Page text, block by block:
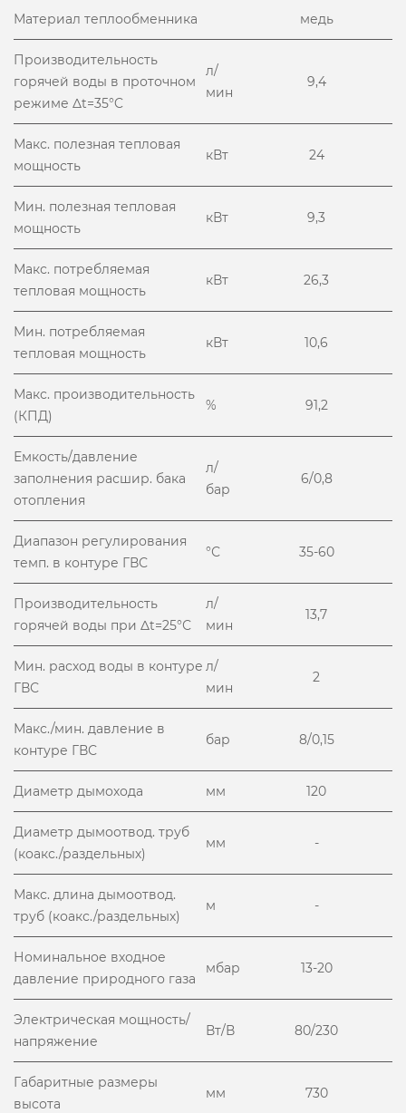
Материал теплообменника медь
Производительность
горячей воды в проточном
режиме Δt=35°C
л/
мин
9,4
Макс. полезная тепловая
мощность
кВт 24
Мин. полезная тепловая
мощность
кВт 9,3
Макс. потребляемая
тепловая мощность
кВт 26,3
Мин. потребляемая
тепловая мощность
кВт 10,6
Макс. производительность
(КПД)
% 91,2
Емкость/давление
заполнения расшир. бака
отопления
л/
бар
6/0,8
Диапазон регулирования
темп. в контуре ГВС
°С 35-60
Производительность
горячей воды при Δt=25°С
л/
мин
13,7
Мин. расход воды в контуре
ГВС
л/
мин
2
Макс./мин. давление в
контуре ГВС
бар 8/0,15
Диаметр дымохода мм 120
Диаметр дымоотвод. труб
(коакс./раздельных)
мм -
Макс. длина дымоотвод.
труб (коакс./раздельных)
м -
Номинальное входное
давление природного газа
мбар 13-20
Электрическая мощность/
напряжение
Вт/В 80/230
Габаритные размеры
высота
мм 730